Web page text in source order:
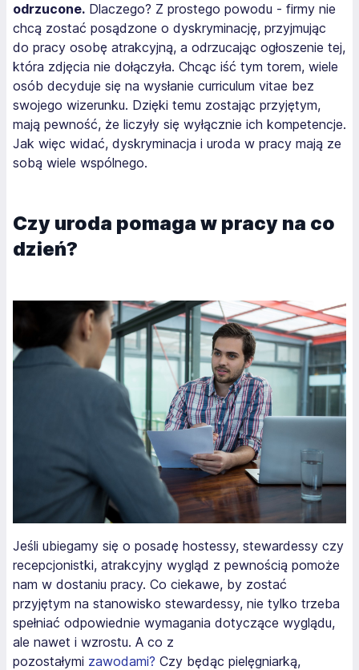
odrzucone. Dlaczego? Z prostego powodu - firmy nie
chcą zostać posądzone o dyskryminację, przyjmując
do pracy osobę atrakcyjną, a odrzucając ogłoszenie tej,
która zdjęcia nie dołączyła. Chcąc iść tym torem, wiele
osób decyduje się na wysłanie curriculum vitae bez
swojego wizerunku. Dzięki temu zostając przyjętym,
mają pewność, że liczyły się wyłącznie ich kompetencje.
Jak więc widać, dyskryminacja i uroda w pracy mają ze
sobą wiele wspólnego.
Czy uroda pomaga w pracy na co
dzień?
Jeśli ubiegamy się o posadę hostessy, stewardessy czy
recepcjonistki, atrakcyjny wygląd z pewnością pomoże
nam w dostaniu pracy. Co ciekawe, by zostać
przyjętym na stanowisko stewardessy, nie tylko trzeba
spełniać odpowiednie wymagania dotyczące wyglądu,
ale nawet i wzrostu. A co z
pozostałymi zawodami? Czy będąc pielęgniarką,